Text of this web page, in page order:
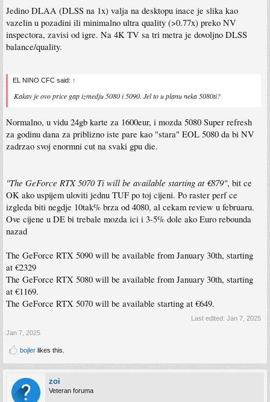
Jedino DLAA (DLSS na 1x) valja na desktopu inace je slika kao
vazelin u pozadini ili minimalno ultra quality (>0.77x) preko NV
inspectora, zavisi od igre. Na 4K TV sa tri metra je dovoljno DLSS
balance/quality.
EL NINO CFC said: ↑
Kakav je ovo price gap izmedju 5080 i 5090. Jel to u planu neka 5080ti?
Normalno, u vidu 24gb karte za 1600eur, i mozda 5080 Super refresh
za godinu dana za priblizno iste pare kao "stara" EOL 5080 da bi NV
zadrzao svoj enormni cut na svaki gpu die.
"The GeForce RTX 5070 Ti will be available starting at €879", bit ce
OK ako uspijem uloviti jednu TUF po toj cijeni. Po raster perf ce
izgleda biti negdje 10tak% brza od 4080, al cekam review u februaru.
Ove cijene u DE bi trebale mozda ici i 3-5% dole ako Euro rebounda
nazad
The GeForce RTX 5090 will be available from January 30th, starting
at €2329
The GeForce RTX 5080 will be available from January 30th, starting
at €1169.
The GeForce RTX 5070 will be available starting at €649.
Last edited: Jan 7, 2025
Jan 7, 2025
bojler likes this.
zoi
Veteran foruma